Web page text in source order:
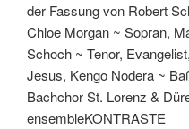
der Fassung von Robert
Chloe Morgan ~ Sopran,
Schoch ~ Tenor,
Jesus, Kengo Nodera ~
Bachchor St. Lorenz &
ensembleKONTRASTE